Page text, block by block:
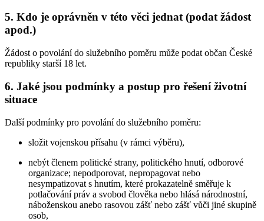
5. Kdo je oprávněn v této věci jednat (podat žádost
apod.)
Žádost o povolání do služebního poměru může podat občan České
republiky starší 18 let.
6. Jaké jsou podmínky a postup pro řešení životní
situace
Další podmínky pro povolání do služebního poměru:
složit vojenskou přísahu (v rámci výběru),
nebýt členem politické strany, politického hnutí, odborové
organizace; nepodporovat, nepropagovat nebo
nesympatizovat s hnutím, které prokazatelně směřuje k
potlačování práv a svobod člověka nebo hlásá národnostní,
náboženskou anebo rasovou zášť nebo zášť vůči jiné skupině
osob,